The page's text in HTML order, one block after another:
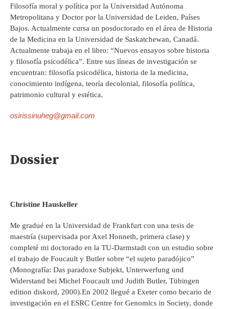
Filosofía moral y política por la Universidad Autónoma
Metropolitana y Doctor por la Universidad de Leiden, Países
Bajos. Actualmente cursa un posdoctorado en el área de Historia
de la Medicina en la Universidad de Saskatchewan, Canadá.
Actualmente trabaja en el libro: “Nuevos ensayos sobre historia
y filosofía psicodélica”. Entre sus líneas de investigación se
encuentran: filosofía psicodélica, historia de la medicina,
conocimiento indígena, teoría decolonial, filosofía política,
patrimonio cultural y estética.
osirissinuheg@gmail.com
Dossier
Christine Hauskeller
Me gradué en la Universidad de Frankfurt con una tesis de
maestría (supervisada por Axel Honneth, primera clase) y
completé mi doctorado en la TU-Darmstadt con un estudio sobre
el trabajo de Foucault y Butler sobre “el sujeto paradójico”
(Monografía: Das paradoxe Subjekt, Unterwerfung und
Widerstand bei Michel Foucault und Judith Butler, Tübingen
edition diskord, 2000).En 2002 llegué a Exeter como becario de
investigación en el ESRC Centre for Genomics in Society, donde